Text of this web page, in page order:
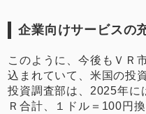
企業向けサービスの
このように、今後もＶＲ
込まれていて、米国の投
投資調査部は、2025年に
Ｒ合計、１ドル＝100円